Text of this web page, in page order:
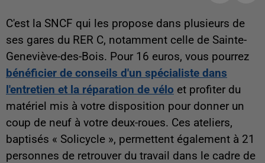
C'est la SNCF qui les propose dans plusieurs de
ses gares du RER C, notamment celle de Sainte-
Geneviève-des-Bois. Pour 16 euros, vous pourrez
bénéficier de conseils d'un spécialiste dans
l'entretien et la réparation de vélo et profiter du
matériel mis à votre disposition pour donner un
coup de neuf à votre deux-roues. Ces ateliers,
baptisés « Solicycle », permettent également à 21
personnes de retrouver du travail dans le cadre de